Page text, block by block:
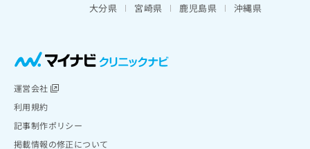
大分県
宮崎県 鹿児島県 沖縄県
運営会社
利用規約
記事制作ポリシー
掲載情報の修正について